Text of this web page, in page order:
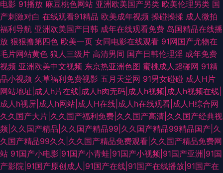
电影 91播放 麻豆桃色网站 亚洲欧美国产另类 欧美伦理另类 国
产刺激对白 在线观看91精品 欧美成年视频 操碰操揉 成人微拍
福利导航 亚洲欧美国产日韩 成年在线观看免费 岛国精品在线播
放 狠狠撸第四色 欧美一页 女同电影在线观看 91网国产尤物在
毛片网站黄色 狼人三级片 高清男同 国产日韩伦理淫 成年免费
视频 亚洲欧美中文视频 东京热亚洲色图 蜜桃成人超碰网 91精
品小视频 久草福利免费视影 五月天堂网 91男女碰碰 成人H片
网站地址|成人h片在线|成人h肉无码|成人h视频|成人h视频在线|
成人h视屏|成人h网站|成人H在线|成人h在线观看|成人H综合网
久久国产大片|久久国产福利免费|久久国产高清|久久国产经典视
频|久久国产精品|久久国产精品99|久久国产精品99精品国产|久
久国产精品99久久|久久国产精品免费观看|久久国产精品免费网
站 91国产小电影|91国产小青蛙|91国产小视频|91国产亚洲|91国
产影院|91国产原创成人|91国产在线|91国产在线播放|91国产在